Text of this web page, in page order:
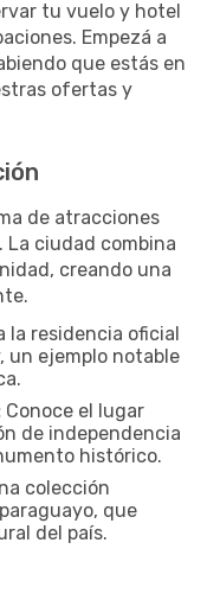
tu vuelo y hotel
Empezá a
que estás en
ofertas y
de atracciones
ciudad combina
creando una
la residencia oficial
un ejemplo notable
Conoce el lugar
de independencia
histórico.
colección
que
del país.